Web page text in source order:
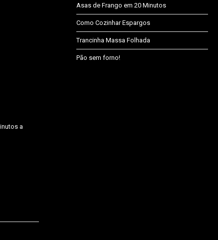
a
Asas de Frango em 20 Minutos
Como Cozinhar Espargos
Trancinha Massa Folhada
Pão sem forno!